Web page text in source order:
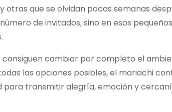
que se olvidan pocas semanas
de invitados, sino en esos
cambiar por completo el
las opciones posibles, el mariachi
transmitir alegría, emoción y